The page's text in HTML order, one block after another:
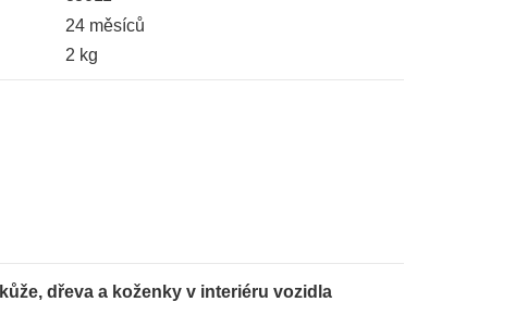
24 měsíců
2 kg
dřeva a koženky v interiéru vozidla